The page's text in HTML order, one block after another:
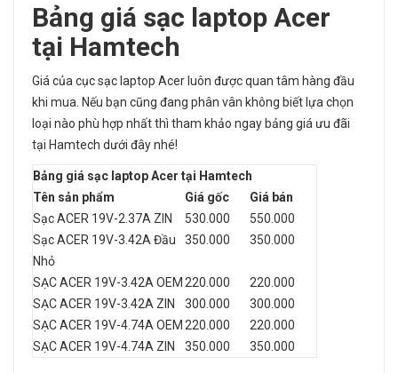
Bảng giá sạc laptop Acer
tại Hamtech
Giá của cục sạc laptop Acer luôn được quan tâm hàng đầu
khi mua. Nếu bạn cũng đang phân vân không biết lựa chọn
loại nào phù hợp nhất thì tham khảo ngay bảng giá ưu đãi
tại Hamtech dưới đây nhé!
Bảng giá sạc laptop Acer tại Hamtech
Tên sản phẩm
Giá gốc
Giá bán
Sạc ACER 19V-2.37A ZIN
530.000
550.000
Sạc ACER 19V-3.42A Đầu
Nhỏ
350.000 350.000
SẠC ACER 19V-3.42A OEM 220.000
220.000
SẠC ACER 19V-3.42A ZIN
300.000
300.000
SẠC ACER 19V-4.74A OEM 220.000
220.000
SẠC ACER 19V-4.74A ZIN
350.000 350.000